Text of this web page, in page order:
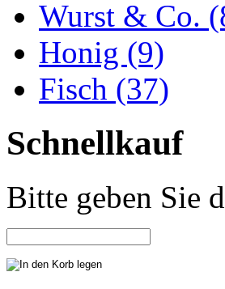
Wurst & Co.
Honig (9)
Fisch (37)
Schnellkauf
Bitte geben Sie